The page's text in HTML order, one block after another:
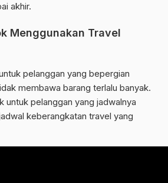
akhir.
Menggunakan Travel
pelanggan yang bepergian
membawa barang terlalu banyak.
untuk pelanggan yang jadwalnya
keberangkatan travel yang